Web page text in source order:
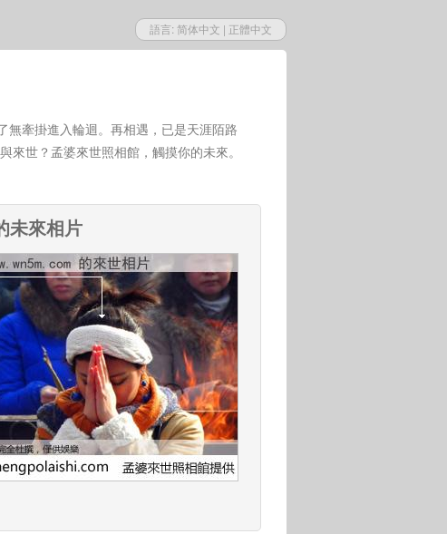
語言: 简体中文 | 正體中文
無牽掛進入輪迴。再相遇，已是天涯陌路
來世？孟婆來世照相館，觸摸你的未來。
未來相片